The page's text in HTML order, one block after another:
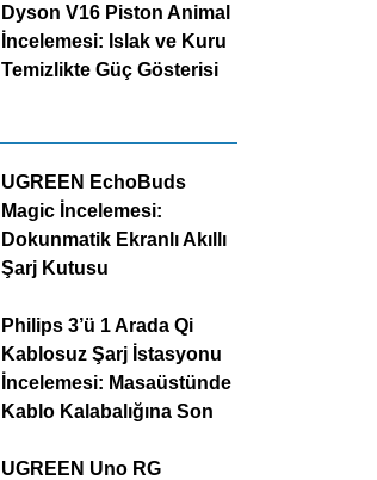
Dyson V16 Piston Animal
İncelemesi: Islak ve Kuru
Temizlikte Güç Gösterisi
UGREEN EchoBuds
Magic İncelemesi:
Dokunmatik Ekranlı Akıllı
Şarj Kutusu
Philips 3’ü 1 Arada Qi
Kablosuz Şarj İstasyonu
İncelemesi: Masaüstünde
Kablo Kalabalığına Son
UGREEN Uno RG